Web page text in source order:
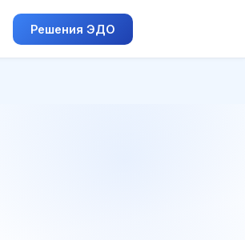
Решения ЭДО